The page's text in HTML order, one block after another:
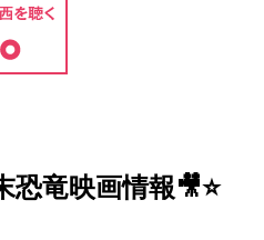
恐竜映画情報🎥⭐